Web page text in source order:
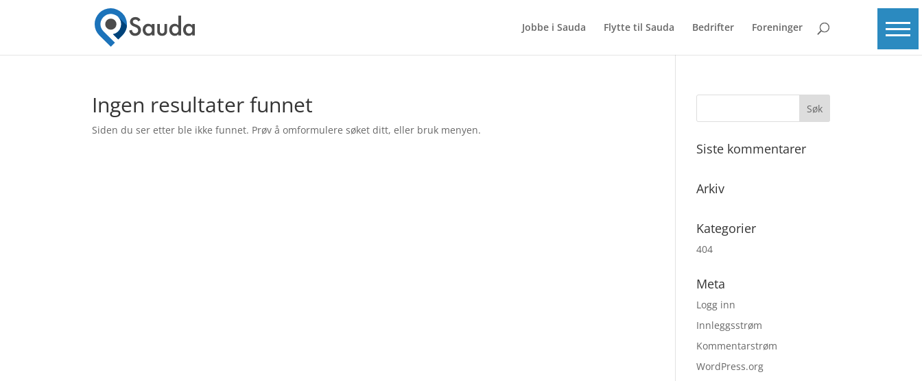
Jobbe i Sauda Flytte til Sauda Bedrifter Foreninger
Ingen resultater funnet
Siden du ser etter ble ikke funnet. Prøv å omformulere søket ditt, eller bruk menyen.
Siste kommentarer
Arkiv
Kategorier
404
Meta
Logg inn
Innleggsstrøm
Kommentarstrøm
WordPress.org